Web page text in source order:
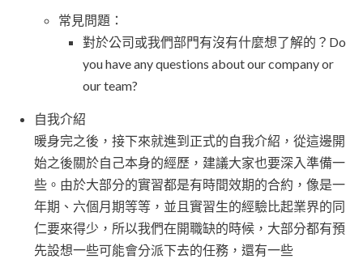
常見問題：
對於公司或我們部門有沒有什麼想了解的？Do
you have any questions about our company or
our team?
自我介紹
暖身完之後，接下來就進到正式的自我介紹，從這邊開
始之後關於自己本身的經歷，建議大家也要深入準備一
些。由於大部分的實習都是有時間效期的合約，像是一
年期、六個月期等等，並且實習生的經驗比起業界的同
仁要來得少，所以我們在開職缺的時候，大部分都有預
先設想一些可能會分派下去的任務，還有一些